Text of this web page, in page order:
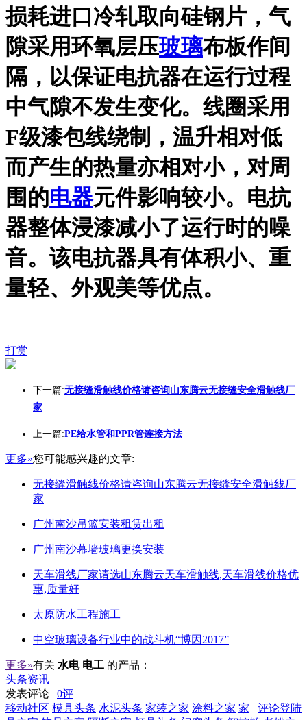
损耗进口冷轧取向硅钢片，气
隙采用环氧层压玻璃布板作间
隔，以保证电抗器在运行过程
中气隙不发生变化。线圈采用
F级漆包线绕制，温升相对低
而产生的热量亦相对小，对周
围的电器元件影响较小。电抗
器整体浸漆减小了运行时的噪
音。该电抗器具有体积小、重
量轻、外观美等优点。
打赏
下一篇:无接缝滑触线价格请咨询山东腾云无接缝安全滑触线厂
家
上一篇:PE给水管和PPR管连接方法
更多»您可能感兴趣的文章:
无接缝滑触线价格请咨询山东腾云无接缝安全滑触线厂
家
广州南沙吊篮安装租赁出租
广州南沙幕墙玻璃更换安装
天车滑线厂家请选山东腾云天车滑触线,天车滑线价格优
惠,质量好
太原防水工程施工
中空玻璃设备行业中的战斗机“博因2017”
更多»有关 水电 电工 的产品：
头条资讯
发表评论 | 0评
评论登陆
移动社区 模具头条 水泥头条 家装之家 涂料之家 家